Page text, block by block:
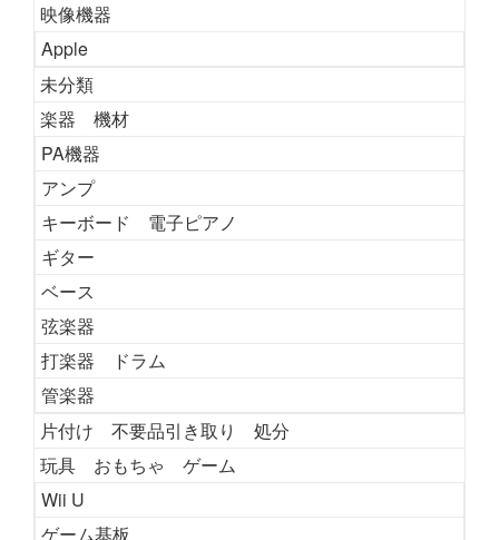
映像機器
Apple
未分類
楽器 機材
PA機器
アンプ
キーボード 電子ピアノ
ギター
ベース
弦楽器
打楽器 ドラム
管楽器
片付け 不要品引き取り 処分
玩具 おもちゃ ゲーム
Wii U
ゲーム基板